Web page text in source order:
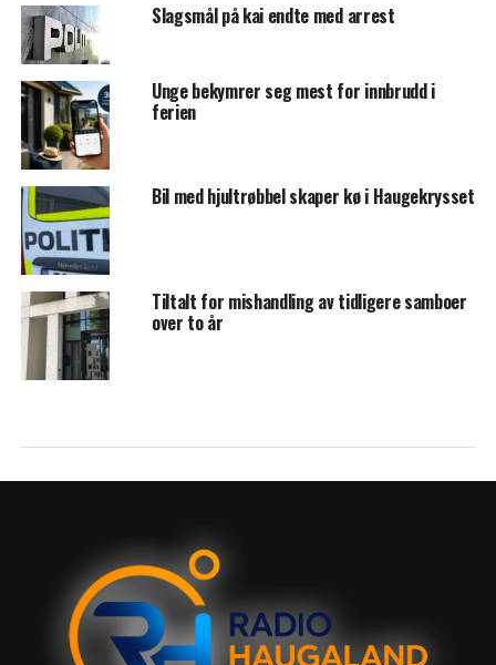
Slagsmål på kai endte med arrest
Unge bekymrer seg mest for innbrudd i
ferien
Bil med hjultrøbbel skaper kø i Haugekrysset
Tiltalt for mishandling av tidligere samboer
over to år